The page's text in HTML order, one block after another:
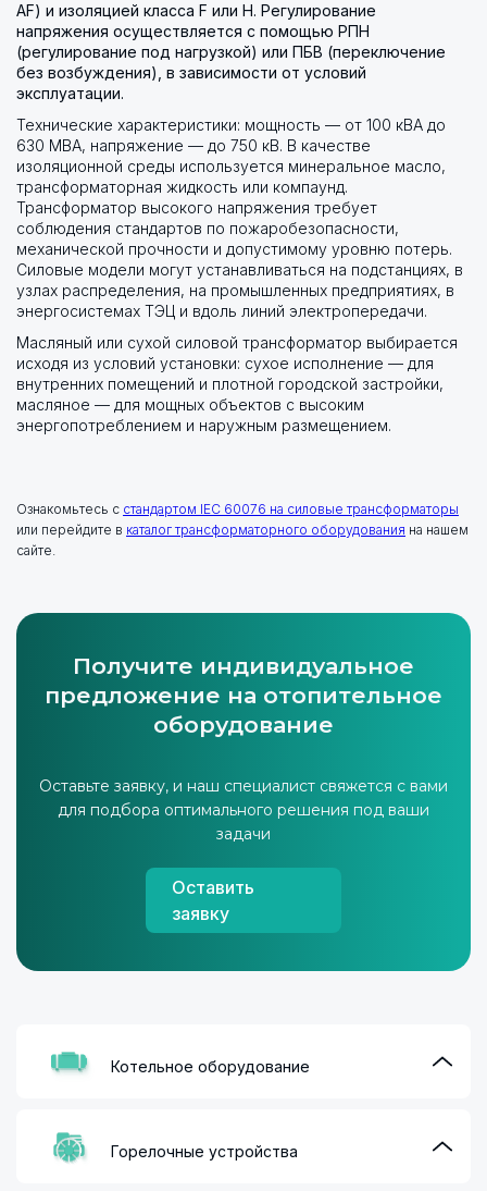
Котельное оборудование
Горелочные устройства
AF) и изоляцией класса F или H. Регулирование
напряжения осуществляется с помощью РПН
(регулирование под нагрузкой) или ПБВ (переключение
без возбуждения), в зависимости от условий
эксплуатации.
Технические характеристики: мощность — от 100 кВА до
630 МВА, напряжение — до 750 кВ. В качестве
изоляционной среды используется минеральное масло,
трансформаторная жидкость или компаунд.
Трансформатор высокого напряжения требует
соблюдения стандартов по пожаробезопасности,
механической прочности и допустимому уровню потерь.
Силовые модели могут устанавливаться на подстанциях, в
узлах распределения, на промышленных предприятиях, в
энергосистемах ТЭЦ и вдоль линий электропередачи.
Масляный или сухой силовой трансформатор выбирается
исходя из условий установки: сухое исполнение — для
внутренних помещений и плотной городской застройки,
масляное — для мощных объектов с высоким
энергопотреблением и наружным размещением.
Ознакомьтесь с стандартом IEC 60076 на силовые трансформаторы
или перейдите в каталог трансформаторного оборудования на нашем
сайте.
Получите индивидуальное
предложение на отопительное
оборудование
Оставьте заявку, и наш специалист свяжется с вами
для подбора оптимального решения под ваши
задачи
Оставить
заявку